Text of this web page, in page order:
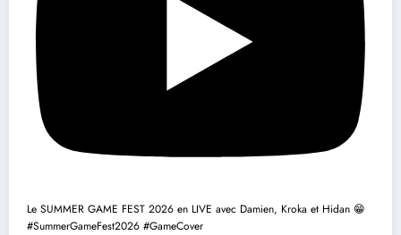
Le SUMMER GAME FEST 2026 en LIVE avec Damien, Kroka et Hidan 😁
#SummerGameFest2026 #GameCover